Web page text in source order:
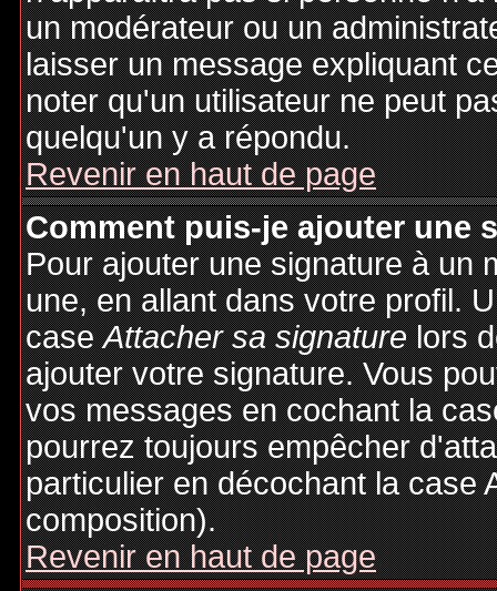
un modérateur ou un
laisser un message expliquant
noter qu'un utilisateur ne peut
quelqu'un y a répondu.
Revenir en haut de page
Comment puis-je ajouter une
Pour ajouter une signature à un
une, en allant dans votre profil.
caseAttacher sa signaturelors
ajouter votre signature. Vous
vos messages en cochant la
pourrez toujours empêcher
particulier en décochant la case
composition).
Revenir en haut de page